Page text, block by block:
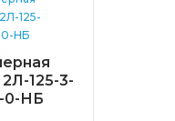
125-3-
0-НБ